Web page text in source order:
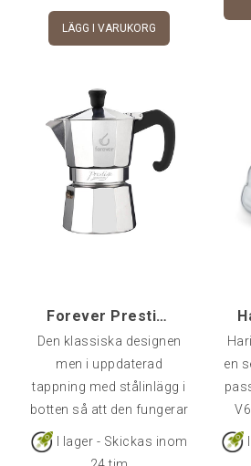
Hario. Denna
vattenkokare har bara en
du kan om du vill), den
stängs automatiskt av
när vattnet når
kokpunkten.Den är
utrustad med ett
torrkokningsskydd som
gör att den stänger av sig
LÄGG I VARUKORG
Forever Prestige 12-kopp Mokabryggare Induktion
Den klassiska designen
men i uppdaterad
tappning med stålinlägg i
botten så att den fungerar
även på modernare
induktionshällar. Bryggaren
I lager - Skickas inom
en